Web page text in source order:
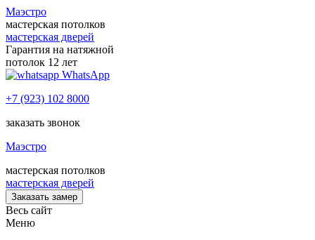
Маэстро
мастерская потолков
мастерская дверей
Гарантия на натяжной
потолок 12 лет
WhatsApp
+7 (923) 102 8000
заказать звонок
Маэстро
мастерская потолков
мастерская дверей
Заказать замер
Весь сайт
Меню